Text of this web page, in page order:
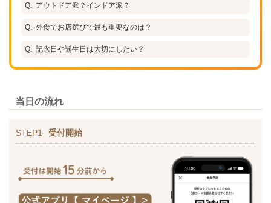
アウトドア派？インドア派？
外食でお店選びで最も重要なのは？
記念日や誕生日は大切にしたい？
当日の流れ
STEP1 受付開始